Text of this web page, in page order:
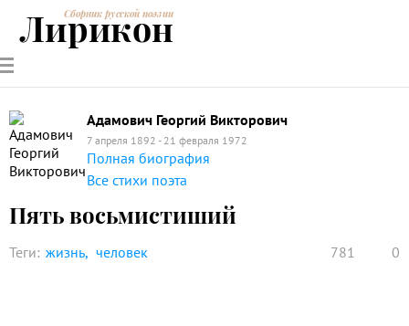
РУССКИЕ
ПОЭТЫ
СОВРЕМЕННИКИЭНЦИКЛОПЕДИЯ
ПОЭЗИИ
Сборник русской поэзии
Лирикон
Адамович Георгий Викторович
7 апреля 1892 - 21 февраля 1972
Полная биография
Все стихи поэта
Пять восьмистиший
Теги: жизнь человек 781 0